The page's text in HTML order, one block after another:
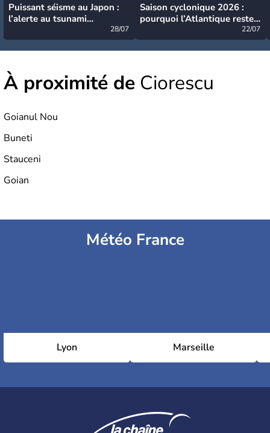
Puissant séisme au Japon :
l’alerte au tsunami
28/07
Saison cyclonique 2026 :
pourquoi l’Atlantique reste
22/07
À proximité de Ciorescu
Goianul Nou
Buneti
Stauceni
Goian
Météo France
Lyon Marseille